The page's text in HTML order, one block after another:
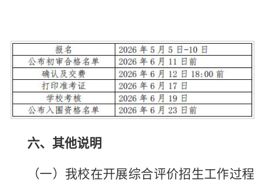
六、其他说明
（一）我校在开展综合评价招生工作过程